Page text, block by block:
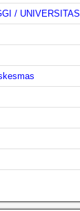
/ UNIVERSITAS